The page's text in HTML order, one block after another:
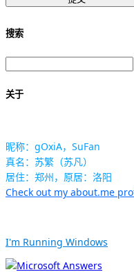
搜索
关于
昵称：gOxiA，SuFan
真名：苏繁（苏凡）
居住：郑州，原居：洛阳
Check out my about.me
I'm Running Windows